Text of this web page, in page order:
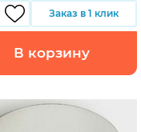
Заказ в 1 клик
В корзину